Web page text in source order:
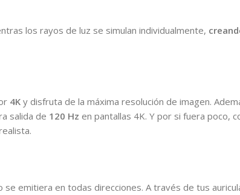
los rayos de luz se simulan individualmente,
4K y disfruta de la máxima resolución de imagen.
salida de 120 Hz en pantallas 4K. Y por si fuera poco,
se emitiera en todas direcciones. A través de tus